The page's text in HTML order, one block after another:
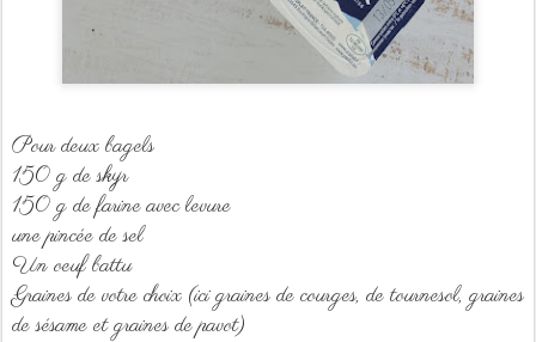
Pour deux bagels
150 g de skyr
150 g de farine avec levure
une pincée de sel
Un oeuf battu
Graines de votre choix (ici graines de courges, de tournesol, graines
de sésame et graines de pavot)